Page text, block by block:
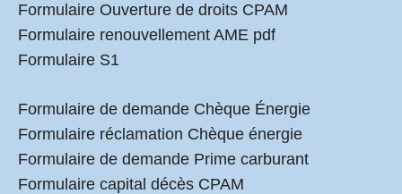
Formulaire Ouverture de droits CPAM
Formulaire renouvellement AME pdf
Formulaire S1
Formulaire de demande Chèque Énergie
Formulaire réclamation Chèque énergie
Formulaire de demande Prime carburant
Formulaire capital décès CPAM